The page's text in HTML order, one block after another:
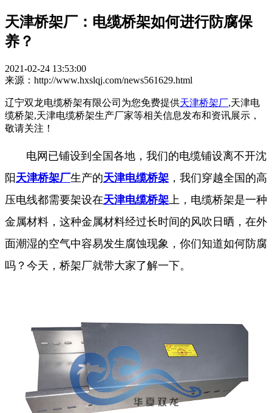
天津桥架厂：电缆桥架如何进行防腐保
养？
2021-02-24 13:53:00
来源：http://www.hxslqj.com/news561629.html
辽宁双龙电缆桥架有限公司为您免费提供天津桥架厂,天津电
缆桥架,天津电缆桥架生产厂家等相关信息发布和资讯展示，
敬请关注！
电网已铺设到全国各地，我们的电缆铺设离不开沈
阳天津桥架厂生产的天津电缆桥架 ，我们穿越全国的高
压电线都需要架设在天津电缆桥架 上，电缆桥架是一种
金属材料，这种金属材料经过长时间的风吹日晒，在外
面潮湿的空气中容易发生腐蚀现象，你们知道如何防腐
吗？今天，桥架厂就带大家了解一下。